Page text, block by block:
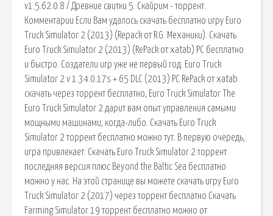
v1.5.62.0.8 / Древние свитки 5: Скайрим - торрент.
Комментарии Если Вам удалось скачать бесплатно игру Euro
Truck Simulator 2 (2013) (Repack от R.G. Механики). Скачать
Euro Truck Simulator 2 (2013) (RePack от xatab) PC бесплатно
и быстро. Создатели игр уже не первый год. Euro Truck
Simulator 2 v 1.34.0.17s + 65 DLC (2013) PC RePack от xatab
скачать через торрент бесплатно, Euro Truck Simulator The
Euro Truck Simulator 2 дарит вам опыт управления самыми
мощными машинами, когда-либо. Скачать Euro Truck
Simulator 2 торрент бесплатно можно тут. В первую очередь,
игра привлекает. Скачать Euro Truck Simulator 2 торрент
последняя версия плюс Beyond the Baltic Sea бесплатно
можно у нас. На этой странице вы можете скачать игру Euro
Truck Simulator 2 (2017) через торрент бесплатно Скачать
Farming Simulator 19 торрент бесплатно можно от